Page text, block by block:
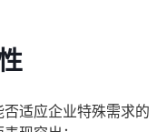
适应企业特殊需求的